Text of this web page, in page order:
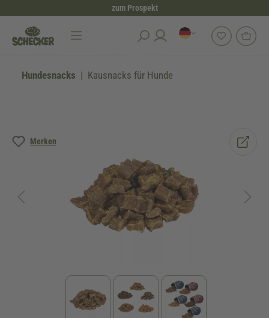
zum Prospekt
Hundesnacks Kausnacks für Hunde
Merken
Bildergalerie überspringen